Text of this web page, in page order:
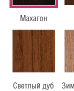
Махагон
Светлый дуб